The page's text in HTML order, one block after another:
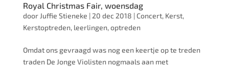
Royal Christmas Fair, woensdag
door Juffie Stieneke | 20 dec 2018 |Concert, Kerst,
Kerstoptreden, leerlingen,optreden
Omdat ons gevraagd was nog een keertje op te treden
traden De Jonge Violisten nogmaals aan met